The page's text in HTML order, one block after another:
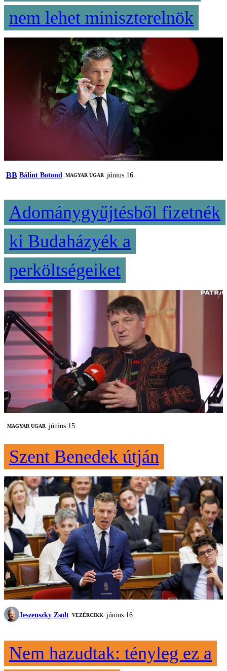
nem lehet miniszterelnök
BB Bálint Botond MAGYAR UGAR június 16.
Adománygyűjtésből fizetnék
ki Budaházyék a
perköltségeiket
MAGYAR UGAR június 15.
Szent Benedek útján
Jeszenszky Zsolt VEZÉRCIKK június 16.
Nem hazudtak: tényleg ez a